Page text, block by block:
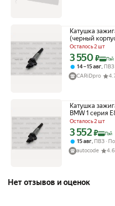
Катушка
(черный
1 F20 1.6i 11- / 3
1.6THP 09- \
PATRON
Осталось 2 шт
Цена с картой
3 550 ₽ Пэй
14 – 15 авг, ПВЗ
CARiDpro
Катушка
BMW 1 серия
2 серия F22,
Осталось 2 шт
Цена с картой
3 552₽ Пэй
15 авг ПВЗ
autocode
4.6
Нет отзывов и оценок